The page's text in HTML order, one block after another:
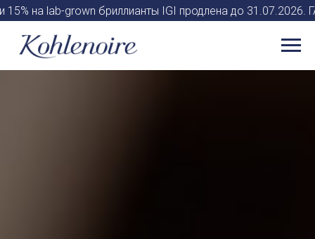
lab-grown бриллианты IGI продлена до 31.07.2026.